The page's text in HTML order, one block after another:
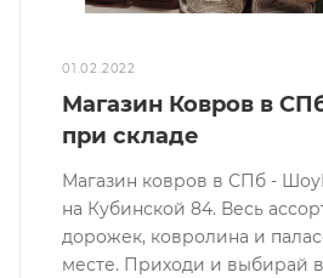
01.02.2022
Магазин Ковров в
при складе
Магазин ковров в СПб -
на Кубинской 84. Весь
дорожек, ковролина и
месте. Приходи и выбирай